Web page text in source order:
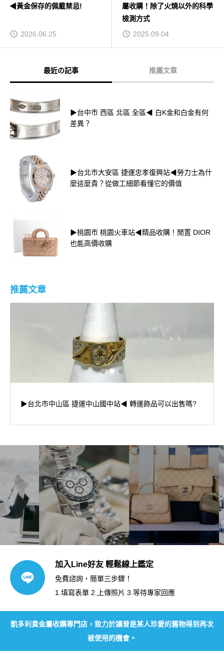
◀黃金保存的佩戴禁忌!
2026.06.25
屬收購！除了火燒以外的科學
檢測方式
2025.09.04
最近の記事 推薦文章
▶台中市 西區 北區 全區◀ 白K金和白金有何
差異？
▶台北市大安區 捷運忠孝復興站◀勞力士為什
麼這麼貴？從做工細節看懂它的價值
▶桃園市 桃園火車站◀精品收購！閒置 DIOR
也能高價收購
推薦文章
▶台北市中山區 捷運中山國中站◀ 轉運飾品可以出售嗎?
加入Line好友 輕鬆線上鑑定
免費諮詢，簡單三步驟！
1.填寫表單 2.上傳照片 3.等待專家回應
凱多利貴金屬收購專門店，致力於讓曾是某人珍愛的舊物得到再次
被使用的機會。